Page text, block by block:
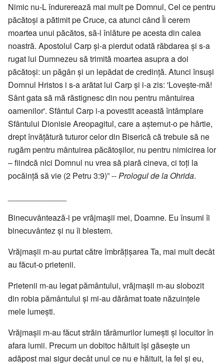
Nimic nu-L îndurerează mai mult pe Domnul, Cel ce pentru
păcătoși a pătimit pe Cruce, ca atunci când Îi cerem
moartea unui păcătos, să-l înlăture pe acesta din calea
noastră. Apostolul Carp și-a pierdut odată răbdarea și s-a
rugat lui Dumnezeu să trimită moartea asupra a doi
păcătoși: un păgân și un lepădat de credință. Atunci însuși
Domnul Hristos i s-a arătat lui Carp și i-a zis: 'Lovește-mă!
Sânt gata să mă răstignesc din nou pentru mântuirea
oamenilor'. Sfântul Carp i-a povestit această întâmplare
Sfântului Dionisie Areopagitul, care a așternut-o pe hârtie,
drept învățătură tuturor celor din Biserică că trebuie să ne
rugăm pentru mântuirea păcătoșilor, nu pentru nimicirea lor
– fiindcă nici Domnul nu vrea să piară cineva, ci toți la
pocăință să vie (2 Petru 3:9)” --Prologul de la Ohrida.
Binecuvântează-i pe vrăjmașii mei, Doamne. Eu însumi îi
binecuvântez și nu îi blestem.
Vrăjmașii m-au purtat către îmbrățișarea Ta, mai mult decât
au făcut-o prietenii.
Prietenii m-au legat pământului, vrăjmașii m-au slobozit
din robia pământului și mi-au dărâmat toate năzuințele
mele lumești.
Vrăjmașii m-au făcut străin tărâmurilor lumești și locuitor în
afara lumii. Precum un dobitoc hăituit își găsește un
adăpost mai sigur decât unul ce nu e hăituit, la fel și eu,